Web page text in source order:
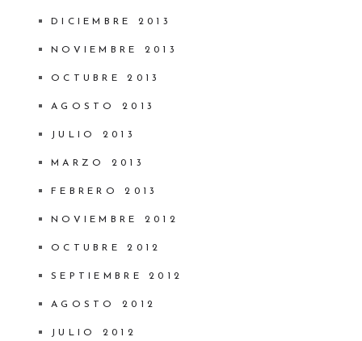
DICIEMBRE 2013
NOVIEMBRE 2013
OCTUBRE 2013
AGOSTO 2013
JULIO 2013
MARZO 2013
FEBRERO 2013
NOVIEMBRE 2012
OCTUBRE 2012
SEPTIEMBRE 2012
AGOSTO 2012
JULIO 2012